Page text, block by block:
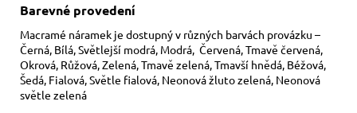
Barevné provedení
Macramé náramek je dostupný v různých barvách provázku –
Černá, Bílá, Světlejší modrá, Modrá, Červená, Tmavě červená,
Okrová, Růžová, Zelená, Tmavě zelená, Tmavší hnědá, Béžová,
Šedá, Fialová, Světle fialová, Neonová žluto zelená, Neonová
světle zelená